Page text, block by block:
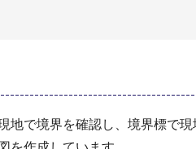
で境界を確認し、境界標で現